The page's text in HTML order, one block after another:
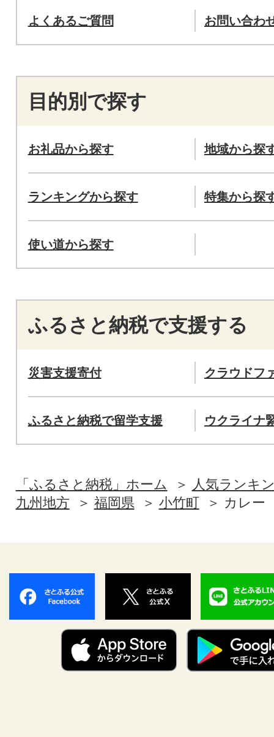
よくあるご質問 お問い合わ
目的別で探す
お礼品から探す 地域から探
ランキングから探す 特集から探
使い道から探す
ふるさと納税で支援する
災害支援寄付 クラウドフ
ふるさと納税で留学支援 ウクライナ
「ふるさと納税」ホーム
人気ランキ
九州地方
福岡県 小竹町 カレー